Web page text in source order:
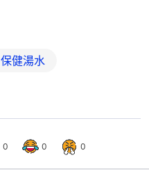
保健湯水
0 0 0